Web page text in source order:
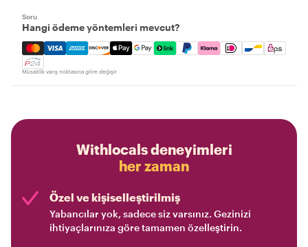
Soru
Hangi ödeme yöntemleri mevcut?
Mastercard, Visa, Amex, Discover, Apple Pay, Google
Müsaitlik varış noktasına göre değişir
Withlocals deneyimleri
her zaman
Özel ve kişiselleştirilmiş
Yabancılar yok, sadece siz varsınız. Gezinizi
ihtiyaçlarınıza göre tamamen özelleştirin.